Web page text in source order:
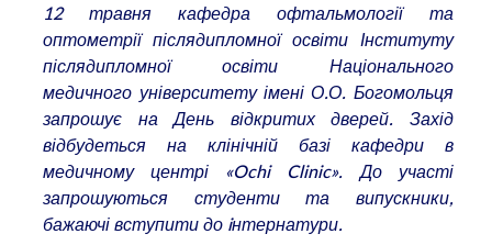
12 травня кафедра офтальмології та
оптометрії післядипломної освіти Інституту
післядипломної освіти Національного
медичного університету імені О.О. Богомольця
запрошує на День відкритих дверей. Захід
відбудеться на клінічній базі кафедри в
медичному центрі «Ochi Clinic». До участі
запрошуються студенти та випускники,
бажаючі вступити до iнтернатури.